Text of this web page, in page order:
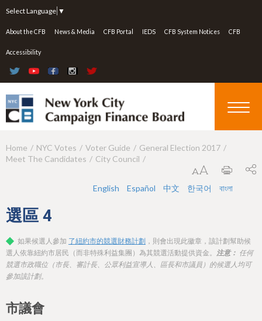
Select Language ▼
About the CFB News & Media CFB Portal IEDS CFB System Notices CFB
Accessibility
Y
a
e
h
r
Home NYC Votes Voter Guide
General Election 2017
Meet The Candidates
City Council
English Español 中文 한국어 বাংলা
選區 4
如果候選人參加 了紐約市的競選財務計劃 ，則會出現此徽章，該計劃幫助候
選人依靠紐約市居民（而非特殊利益集團）為其競選活動提供資金。 注意： 任何
競選市政職位（市長、審計長、公眾利益宣導人、區長和市議員）的候選人均可
參加該計劃。
市議會